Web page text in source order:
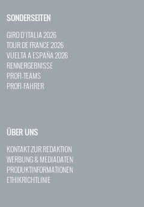
SONDERSEITEN
GIRO D`ITALIA 2026
TOUR DE FRANCE 2026
VUELTA A ESPAÑA 2026
RENNERGEBNISSE
PROFI-TEAMS
PROFI-FAHRER
ÜBER UNS
KONTAKT ZUR REDAKTION
WERBUNG & MEDIADATEN
PRODUKTINFORMATIONEN
ETHIKRICHTLINIE